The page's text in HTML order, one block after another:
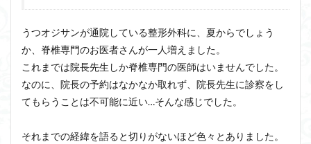
うつオジサンが通院している整形外科に、夏からでしょう
か、脊椎専門のお医者さんが一人増えました。
これまでは院長先生しか脊椎専門の医師はいませんでした。
なのに、院長の予約はなかなか取れず、院長先生に診察をし
てもらうことは不可能に近い…そんな感じでした。
それまでの経緯を語ると切りがないほど色々とありました。